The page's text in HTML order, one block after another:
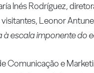
Inés Rodríguez,
Leonor
escala imponente do
Comunicação e